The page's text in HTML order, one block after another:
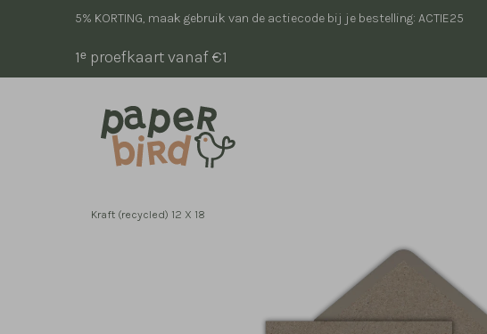
5% KORTING, maak gebruik van de actiecode bij je bestelling: ACTIE25
1ᵉ proefkaart vanaf €1
Kraft (recycled) 12 X 18